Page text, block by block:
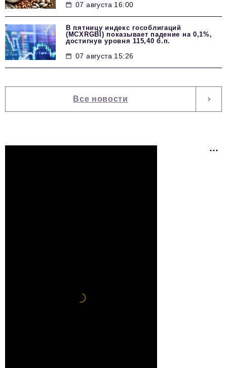
07 августа 16:00
В пятницу индекс гособлигаций
(MCXRGBI) показывает падение на 0,1%,
достигнув уровня 115,40 б.п.
07 августа 15:26
Все новости